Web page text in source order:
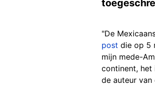
"De
post die op 5
mijn mede-
continent, het
de auteur